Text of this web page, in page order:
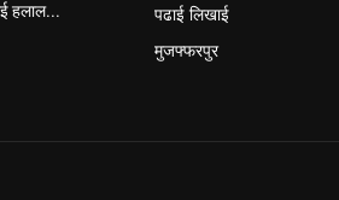
हलाल...
पढाई लिखाई
मुजफ्फरपुर